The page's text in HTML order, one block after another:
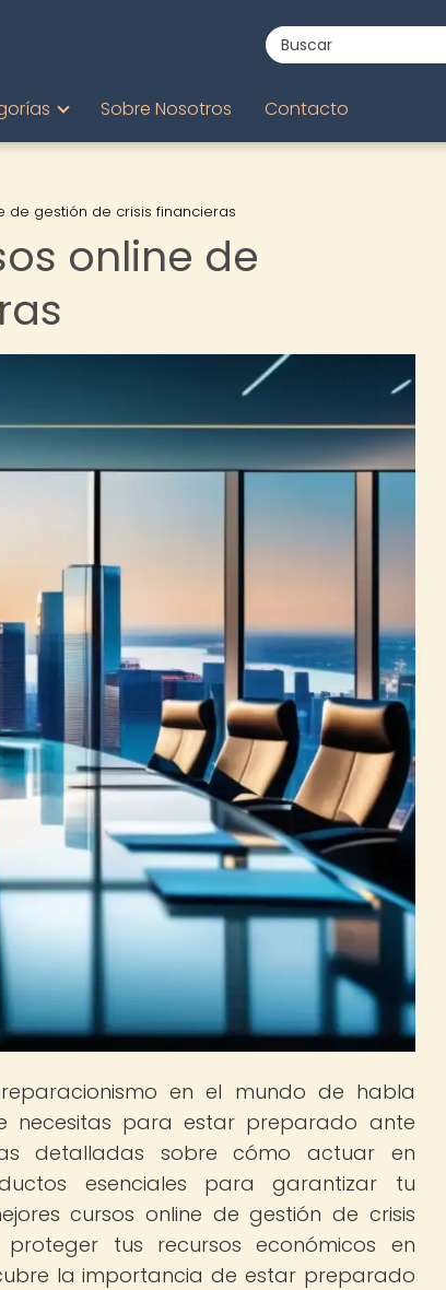
Sobre Nosotros Contacto
de gestión de crisis financieras
online de
en el mundo de habla
necesitas para estar preparado ante
detalladas sobre cómo actuar en
esenciales para garantizar tu
cursos online de gestión de crisis
tus recursos económicos en
la importancia de estar preparado